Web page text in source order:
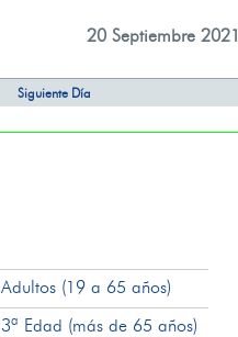
20 Septiembre 2021
Siguiente Día
Adultos (19 a 65 años)
3ª Edad (más de 65 años)